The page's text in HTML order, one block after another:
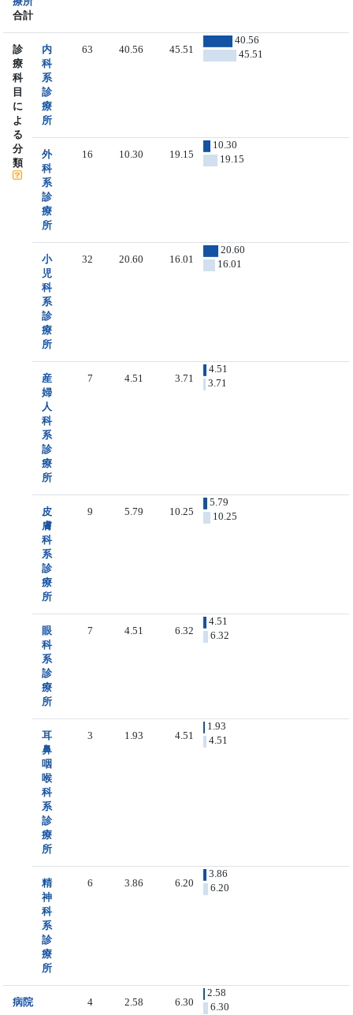
合計
診
療
科
目
に
よ
る
分
類
内
科
系
診
療
所
63 40.56 45.51
40.56
45.51
外
科
系
診
療
所
16 10.30 19.15
10.30
19.15
小
児
科
系
診
療
所
32 20.60 16.01
20.60
16.01
産
婦
人
科
系
診
療
所
7 4.51 3.71
4.51
3.71
皮
膚
科
系
診
療
所
9 5.79 10.25
5.79
10.25
眼
科
系
診
療
所
7 4.51 6.32
4.51
6.32
耳
鼻
咽
喉
科
系
診
療
所
3 1.93 4.51
1.93
4.51
精
神
科
系
診
療
所
6 3.86 6.20
3.86
6.20
病院 4 2.58 6.30
2.58
6.30